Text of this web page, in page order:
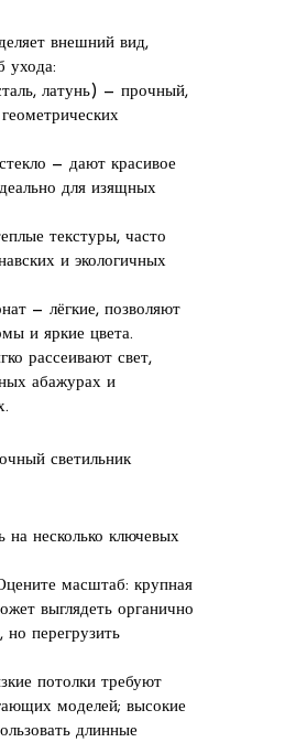
внешний вид,
ухода:
латунь) — прочный,
— дают красивое
для изящных
текстуры, часто
и экологичных
— лёгкие, позволяют
и яркие цвета.
рассеивают свет,
абажурах и
светильник
на несколько ключевых
масштаб: крупная
выглядеть органично
но перегрузить
потолки требуют
моделей; высокие
длинные